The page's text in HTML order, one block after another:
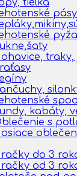
tielka
pásy
traky,
kabáty,
s
do 3
od 3